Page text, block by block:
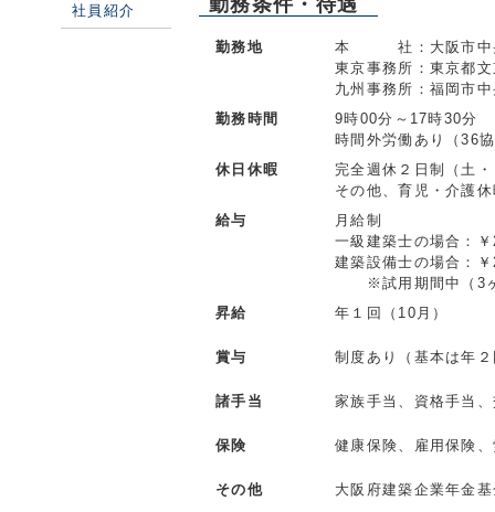
社員紹介 勤務条件・待遇
勤務地
本 社：大阪市中央
東京事務所：東京都
九州事務所：福岡市
勤務時間
9時00分～17時30分
時間外労働あり（36
休日休暇
完全週休２日制（土
その他、育児・介護
給与
月給制
一級建築士の場合：
建築設備士の場合：
※試用期間中（3ヶ
昇給
年１回（10月）
賞与 制度あり（基本は年
諸手当 家族手当、資格手当
保険 健康保険、雇用保険
その他 大阪府建築企業年金